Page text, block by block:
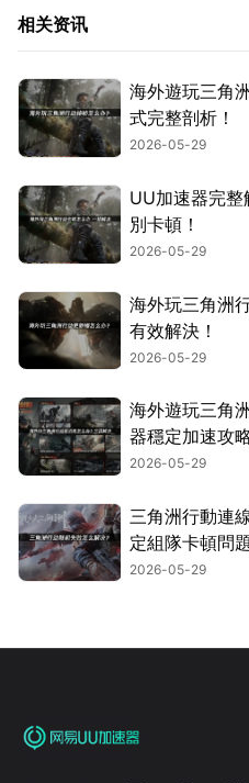
相关资讯
海外遊玩三角
式完整剖析！
2026-05-29
UU加速器完
別卡頓！
2026-05-29
海外玩三角洲
有效解決！
2026-05-29
海外遊玩三角
器穩定加速攻
2026-05-29
三角洲行動連
定組隊卡頓問
2026-05-29